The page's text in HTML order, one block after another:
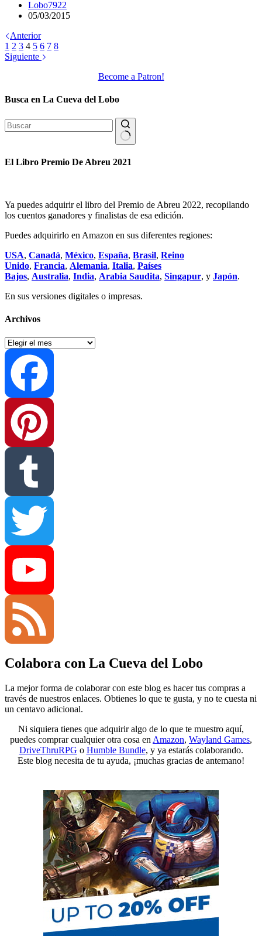
Lobo7922
05/03/2015
Anterior
1 2 3 4 5 6 7 8
Siguiente
Become a Patron!
Busca en La Cueva del Lobo
resultados
El Libro Premio De Abreu 2021
Ya puedes adquirir el libro del Premio de Abreu 2022, recopilando
los cuentos ganadores y finalistas de esa edición.
Puedes adquirirlo en Amazon en sus diferentes regiones:
USA, Canadá, México, España, Brasil, Reino
Unido, Francia, Alemania, Italia, Países
Bajos, Australia, India, Arabia Saudita, Singapur, y Japón.
En sus versiones digitales o impresas.
Archivos
Archivos
Facebook
Pinterest
Tumblr
Twitter
YouTube
Channel
Feed
Colabora con La Cueva del Lobo
La mejor forma de colaborar con este blog es hacer tus compras a
través de nuestros enlaces. Obtienes lo que te gusta, y no te cuesta ni
un centavo adicional.
Ni siquiera tienes que adquirir algo de lo que te muestro aquí,
puedes comprar cualquier otra cosa en Amazon, Wayland Games,
DriveThruRPG o Humble Bundle, y ya estarás colaborando.
Este blog necesita de tu ayuda, ¡muchas gracias de antemano!